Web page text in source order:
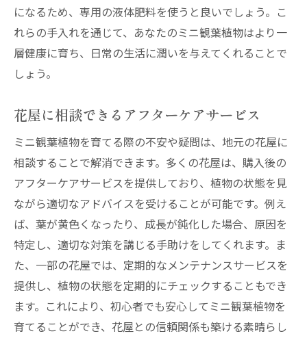
になるため、専用の液体肥料を使うと良いでしょう。こ
れらの手入れを通じて、あなたのミニ観葉植物はより一
層健康に育ち、日常の生活に潤いを与えてくれることで
しょう。
花屋に相談できるアフターケアサービス
ミニ観葉植物を育てる際の不安や疑問は、地元の花屋に
相談することで解消できます。多くの花屋は、購入後の
アフターケアサービスを提供しており、植物の状態を見
ながら適切なアドバイスを受けることが可能です。例え
ば、葉が黄色くなったり、成長が鈍化した場合、原因を
特定し、適切な対策を講じる手助けをしてくれます。ま
た、一部の花屋では、定期的なメンテナンスサービスを
提供し、植物の状態を定期的にチェックすることもでき
ます。これにより、初心者でも安心してミニ観葉植物を
育てることができ、花屋との信頼関係も築ける素晴らし